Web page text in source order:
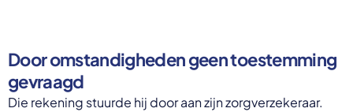
Door omstandigheden geen toestemming
gevraagd
Die rekening stuurde hij door aan zijn zorgverzekeraar.